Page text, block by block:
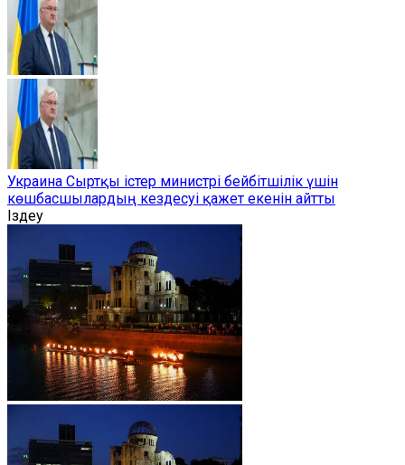
Украина Сыртқы істер министрі бейбітшілік үшін
көшбасшылардың кездесуі қажет екенін айтты
Іздеу